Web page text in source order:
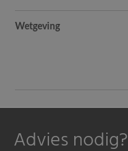
Wetgeving
Advies nodig?